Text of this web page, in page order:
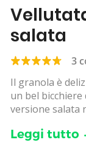
salata
3
Il granola è
un bel
versione salata
Leggi tutto